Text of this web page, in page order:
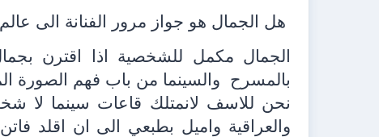
هل الجمال هو جواز مرور الفنانة الى
الجمال مكمل للشخصية اذا اقترن
بالمسرح والسينما من باب فهم الصورة
نحن للاسف لانمتلك قاعات سينما لا
والعراقية واميل بطبعي الى ان اقلد